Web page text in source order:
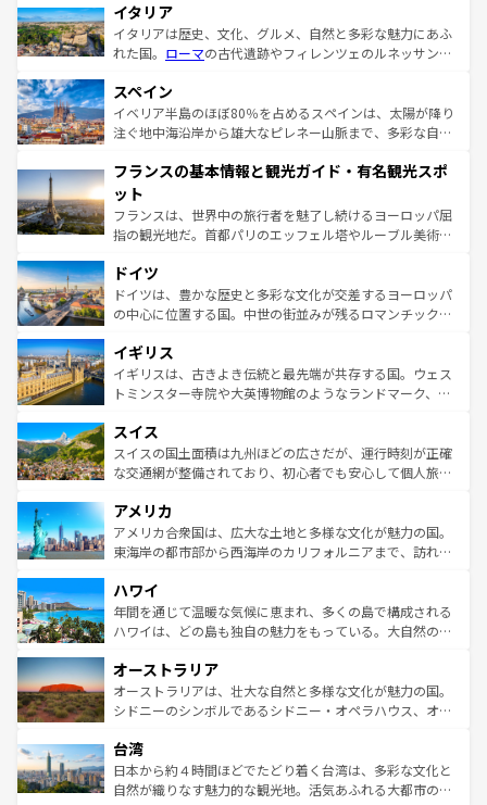
イタリア
イタリアは歴史、文化、グルメ、自然と多彩な魅力にあふ
れた国。 ローマの古代遺跡やフィレンツェのルネッサンス
ろん、トスカーナの美しい田園風景やアマルフィ海岸の絶
景など、自然景観も見逃せない。観光の合間には、本場の
ピザやパスタなど、絶品のイタリア料理を堪能することも
ませてくれるイタリアで、忘れられない旅をしてみよう！
なお、新着のイタリア情報は
しい。
スペイン
イベリア半島のほぼ80％を占めるスペインは、太陽が降り
注ぐ地中海沿岸から雄大なピレネー山脈まで、多彩な自然
文化が根付くこの国では、情熱的なフラメンコ、熱気あふ
れる闘牛、そして美味しいタパスが生活の一部となってい
る。首都マドリードの洗練された雰囲気や、バルセロナの
アートに溢れた街角から、地方では古代ローマ遺跡や中世
せる。地方によって風土や気候が異なるスペインはその個
性で訪れる人を魅了する。 なお、新着のスペイン情報は コ
ンテンツ一覧を参照してほしい。
フランスの基本情報と観光ガイド・有名観光スポ
ット
フランスは、世界中の旅行者を魅了し続けるヨーロッパ屈
指の観光地だ。首都パリのエッフェル塔やルーブル美術館
で、幅広い魅力が詰まっている。華麗な宮殿、歴史的な大
聖堂、美しいビーチ、そして豊かな自然が、訪れる者を心
から魅了する。また、フランスは美食の国としても知ら
いる。シャンパンの発祥地であるランス、プロヴァンスの
香り高いラベンダー畑など、多彩な楽しみ方が可能だ。さ
らに、パリ以外の地域にも魅力が溢れており、どの街角に
れる地方に足を運ぶとそれぞれで全く異なる文化を体験で
きるだろう。 なお、新着のフランス情報はコンテンツ一覧
を参照してほしい。
ドイツ
ドイツは、豊かな歴史と多彩な文化が交差するヨーロッパ
の中心に位置する国。中世の街並みが残るロマンチック街
顔を持つこの国は、どこを歩いても飽きることがない。ベ
ルリンの文化的活気、バイエルン州のアルプスの絶景、そ
してライン川沿いのワイン畑といった風景は必見。ビール
は、お酒好きな人にはぜひ体験してほしい。 なお、新着の
ドイツ情報はコンテンツ一覧を参照してほしい。
イギリス
イギリスは、古きよき伝統と最先端が共存する国。ウェス
トミンスター寺院や大英博物館のようなランドマーク、歴
リアごとに異なる魅力がある。また、優雅なアフタヌーン
ティー、ビール好きにはたまらない英国パブ、サッカー観
戦など、本場だからこそできる体験も豊富。イギリスを旅
ンツ一覧を参照してほしい。
スイス
スイスの国土面積は九州ほどの広さだが、運行時刻が正確
な交通網が整備されており、初心者でも安心して個人旅行
の建物がそのまま残る町や、スイスならではのユニークな
博物館もあり、アルプス観光だけでなく町歩きも満喫する
ことができる。国民の所得が高いため物価も高いが、旅行
ば市内交通費無料で観光を楽しむこともできる。 なお、新
着のスイス情報はコンテンツ一覧 を参照してほしい。
アメリカ
アメリカ合衆国は、広大な土地と多様な文化が魅力の国。
東海岸の都市部から西海岸のカリフォルニアまで、訪れる
のような巨大都市は、観光、ショッピング、エンターテイ
ンメントが詰まった刺激的なスポットだ。一方、アメリカ
西部には大自然が広がり、グランドキャニオンやイエロー
部のニューオーリンズでは、音楽と美食が融合した独特の
文化が魅力。旅行者はアメリカの各地域で異なる魅力を楽
しみながら、その多様性と豊かな歴史を感じることができ
ならではの贅沢な旅のスタイルだ。 なお、新着のアメリカ
情報はコンテンツ一覧を参照してほしい。
ハワイ
年間を通じて温暖な気候に恵まれ、多くの島で構成される
ハワイは、どの島も独自の魅力をもっている。大自然の神
ワイ島は見逃せない。また、定番の観光地といえばオアフ
島だが、静かな自然を求めるならマウイ島やカウアイ島が
おすすめ。エメラルドグリーンに輝く海をはじめ、豊かな
れるおもてなしの心で訪れる人々を迎えてくれるハワイの
人々、おいしいローカルフードやハワイアンミュージッ
ク、伝統的なフラダンスなど、すべてがハワイの魅力を彩
オーストラリア
オーストラリアは、壮大な自然と多様な文化が魅力の国。
シドニーのシンボルであるシドニー・オペラハウス、オー
リアリーフや大陸中央部にそびえるウルル（エアーズロッ
ク）、タスマニアの美しい原生林やケアンズの熱帯雨林な
ど、見どころがたくさん。また、カフェやワイン、オージ
台湾
日本から約４時間ほどでたどり着く台湾は、多彩な文化と
自然が織りなす魅力的な観光地。活気あふれる大都市の台